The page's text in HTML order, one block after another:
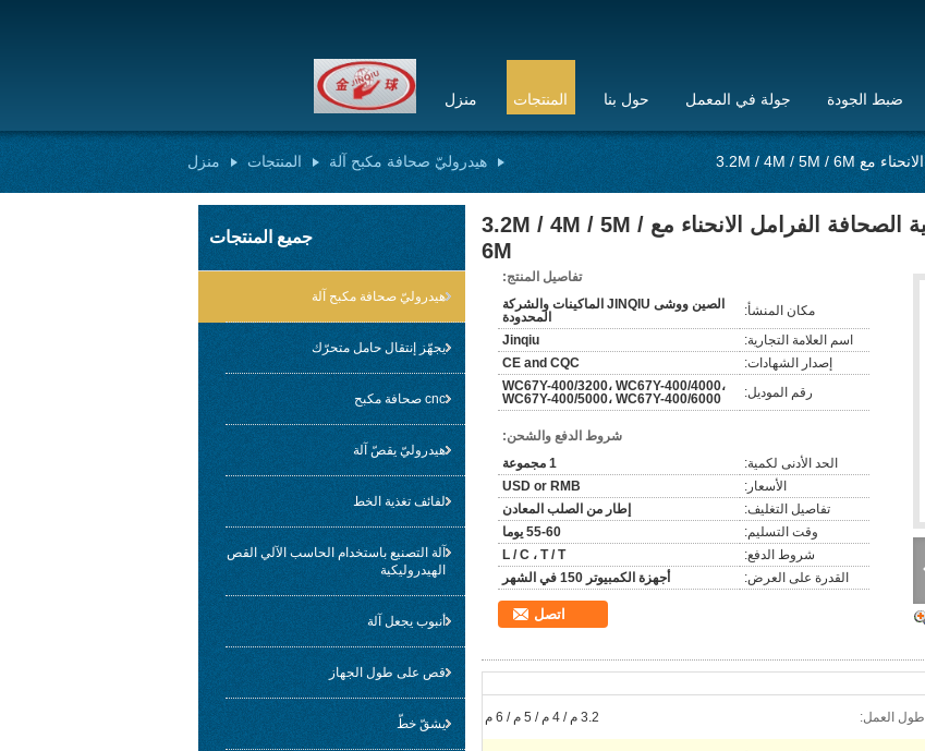
منزل المنتجات حول بنا جولة في المعمل ضبط الجودة
منزل المنتجات هيدروليّ صحافة مكبح آلة
جميع المنتجات
هيدروليّ صحافة مكبح آلة
يجهّز إنتقال حامل متحرّك
cnc صحافة مكبح
هيدروليّ يقصّ آلة
لفائف تغذية الخط
آلة التصنيع باستخدام الحاسب الآلي القص
الهيدروليكية
أنبوب يجعل آلة
قص على طول الجهاز
يشقّ خطّ
400 طن بليت آلة الأنابيب الهيدروليكية الصحافة الفرامل الانحناء مع 3.2M / 4M / 5M /
6M
تفاصيل المنتج:
مكان المنشأ:
الصين ووشى JINQIU الماكينات والشركة
المحدودة
اسم العلامة التجارية:
Jinqiu
إصدار الشهادات:
CE and CQC
رقم الموديل:
WC67Y-400/3200، WC67Y-400/4000،
WC67Y-400/5000، WC67Y-400/6000
شروط الدفع والشحن:
الحد الأدنى لكمية:
1 مجموعة
الأسعار:
USD or RMB
تفاصيل التغليف:
إطار من الصلب المعادن
وقت التسليم:
55-60 يوما
شروط الدفع:
L / C ، T / T
القدرة على العرض:
أجهزة الكمبيوتر 150 في الشهر
اتصل
طول العمل: 3.2 م / 4 م / 5 م / 6 م